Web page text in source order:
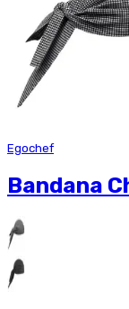
Egochef
Bandana